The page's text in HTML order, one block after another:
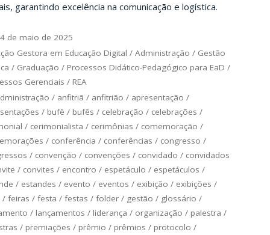
garantindo excelência na comunicação e logística.
de maio de 2025
Gestora em Educação Digital /Administração / Gestão
/ Graduação / Processos Didático-Pedagógico para EaD /
Gerenciais / REA
/ anfitriã / anfitrião / apresentação /
/ bufê / bufês / celebração / celebrações /
/ cerimonialista / cerimônias / comemoração /
/ conferência / conferências / congresso /
/ convenção / convenções / convidado / convidados
/ convites / encontro / espetáculo / espetáculos /
/ estandes / evento / eventos / exibição / exibições /
/ feiras / festa / festas / folder/ gestão / glossário /
/ lançamentos / liderança / organização / palestra /
/ premiações / prêmio / prêmios / protocolo /